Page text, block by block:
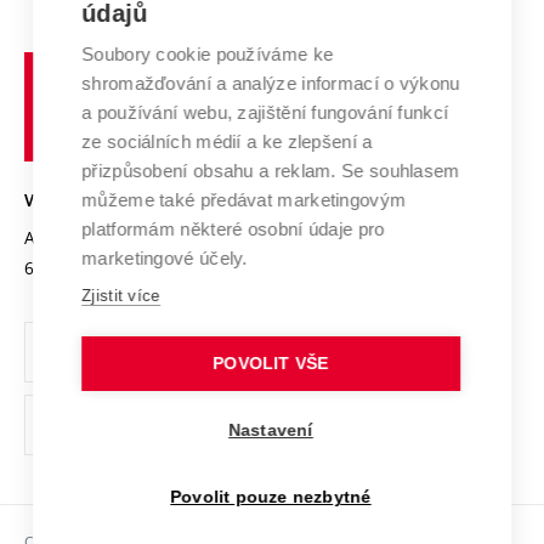
E-přihláška
Systém zajišťování kvality výzkumu
Výzkumné infrastruktury
Transfer znalostí
Open Science
Projekty
Projekty ze strukturálních fondů
Specifický výzkum
Zahraniční spolupráce
Spolupráce se školami
Služby univerzity
Mezinárodní dohody
Univerzitní sítě
Profil univerzity
Udržitelná univerzita
Podnikavá univerzita / ContriBUTe
Bezpečná univerzita
Vyznamenání
Organizační struktura
Ochrana osobních údajů
odkaz)
učení
technické
VYSOKÉ UČENÍ TECHNICKÉ V BRNĚ
Antonínská 548/1
602 00 Brno
www.vut.cz
vut@vutbr.cz
údajů
Soubory cookie používáme ke
shromažďování a analýze informací o výkonu
a používání webu, zajištění fungování funkcí
ze sociálních médií a ke zlepšení a
přizpůsobení obsahu a reklam. Se souhlasem
můžeme také předávat marketingovým
platformám některé osobní údaje pro
marketingové účely.
Zjistit více
POVOLIT VŠE
Nastavení
Povolit pouze nezbytné